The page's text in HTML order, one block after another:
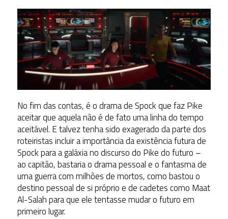
No fim das contas, é o drama de Spock que faz Pike
aceitar que aquela não é de fato uma linha do tempo
aceitável. E talvez tenha sido exagerado da parte dos
roteiristas incluir a importância da existência futura de
Spock para a galáxia no discurso do Pike do futuro –
ao capitão, bastaria o drama pessoal e o fantasma de
uma guerra com milhões de mortos, como bastou o
destino pessoal de si próprio e de cadetes como Maat
Al-Salah para que ele tentasse mudar o futuro em
primeiro lugar.